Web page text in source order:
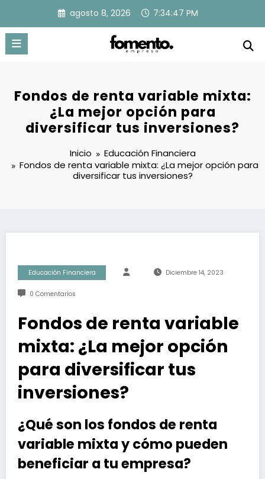
contenido
agosto 8, 2026 7:34:48 PM
Fondos de renta variable mixta:
¿La mejor opción para
diversificar tus inversiones?
Inicio
Educación Financiera
Fondos de renta variable mixta: ¿La mejor opción para
diversificar tus inversiones?
Educación Financiera Diciembre 14, 2023
0 Comentarios
Fondos de renta variable
mixta: ¿La mejor opción
para diversificar tus
inversiones?
¿Qué son los fondos de renta
variable mixta y cómo pueden
beneficiar a tu empresa?